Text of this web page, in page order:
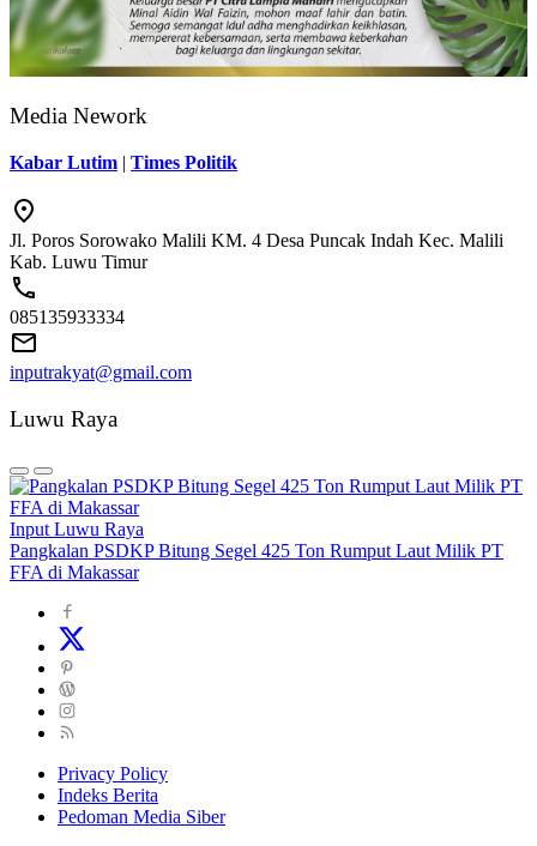
Media Nework
Kabar Lutim | Times Politik
Jl. Poros Sorowako Malili KM. 4 Desa Puncak Indah Kec. Malili
Kab. Luwu Timur
085135933334
inputrakyat@gmail.com
Luwu Raya
Input Luwu Raya
Pangkalan PSDKP Bitung Segel 425 Ton Rumput Laut Milik PT
FFA di Makassar
Privacy Policy
Indeks Berita
Pedoman Media Siber